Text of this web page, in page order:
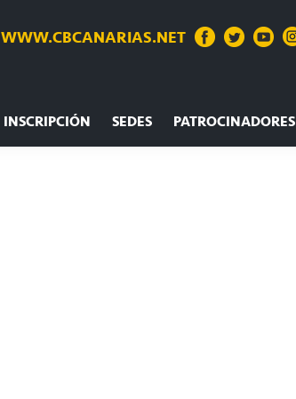
WWW.CBCANARIAS.NET
INSCRIPCIÓN SEDES PATROCINADORES